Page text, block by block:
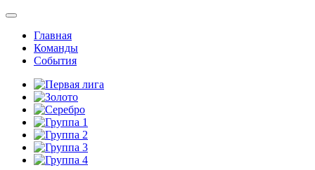
Главная
Команды
События